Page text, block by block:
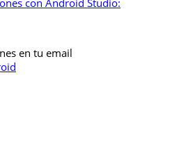
con Android Studio:
en tu email